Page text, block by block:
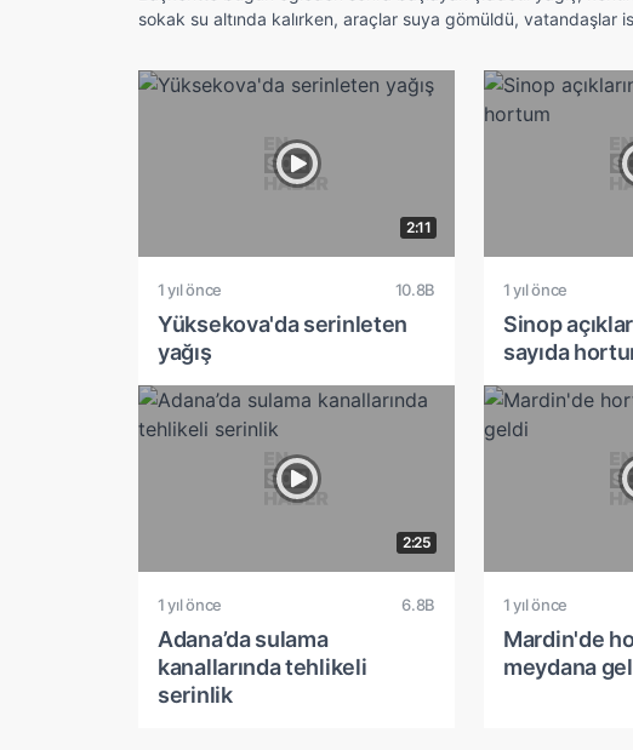
sokak su altında kalırken, araçlar suya gömüldü, vatandaşlar
2:11
1 yıl önce 10.8B
Yüksekova'da serinleten
yağış
1 yıl önce
Sinop
sayıda
2:25
1 yıl önce 6.8B
Adana’da sulama
kanallarında tehlikeli
serinlik
1 yıl önce
Mardin'de
meydana